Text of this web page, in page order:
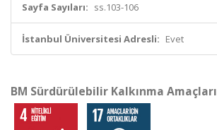
Sayfa Sayıları: ss.103-106
İstanbul Üniversitesi Adresli: Evet
BM Sürdürülebilir Kalkınma Amaçları